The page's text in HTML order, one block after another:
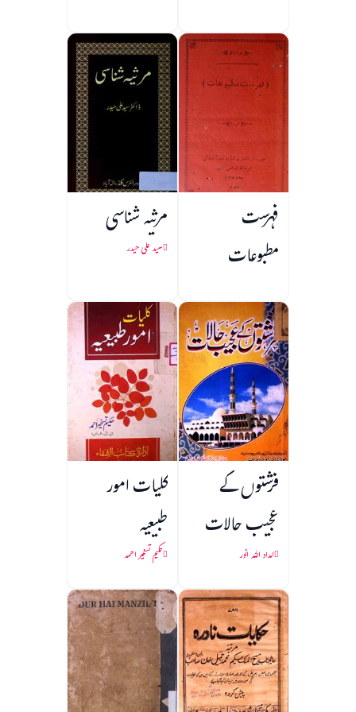
فہرست
مطبوعات
مرثیہ شناسی
سید علی حیدر
فرشتوں کے
عجیب حالات
امداد اللہ انور
کلیات امور
طبیعیہ
حکیم تسخیر احمد